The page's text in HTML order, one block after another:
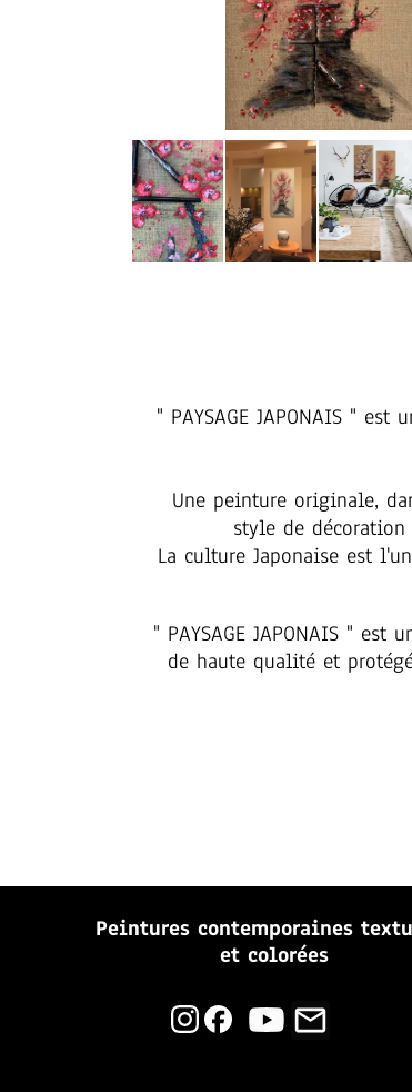
Peintures contemporaines
et colorées
mail_outline
" PAYSAGE JAPONAIS "
Une peinture originale,
style de
La culture Japonaise est
" PAYSAGE JAPONAIS "
de haute qualité et